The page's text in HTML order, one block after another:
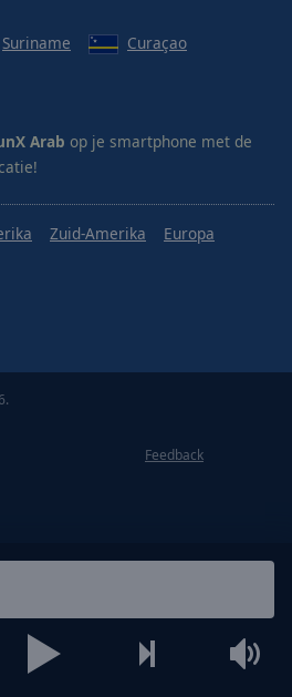
Suriname
Curaçao
Arab op je smartphone met de
Zuid-Amerika
Europa
Feedback